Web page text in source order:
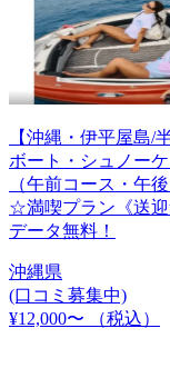
【沖縄・伊平屋島/
ボート・シュノー
（午前コース・午
☆満喫プラン《送
データ無料！
沖縄県
(口コミ募集中)
¥12,000〜
（税込）